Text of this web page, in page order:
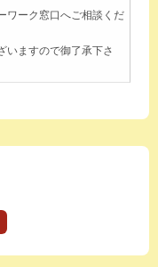
ワーク窓口へご相談くだ
いますので御了承下さ